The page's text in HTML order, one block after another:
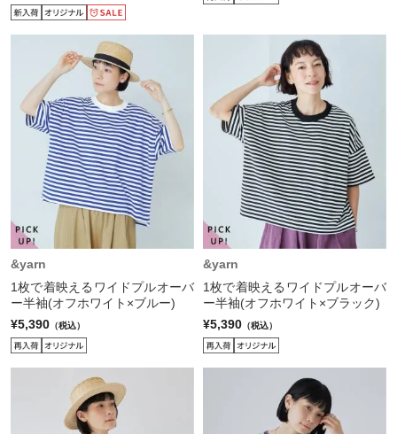
&yarn
1枚で着映えるワイドプルオーバ
ー半袖(オフホワイト×ブルー)
¥5,390 （税込）
&yarn
1枚で着映えるワイドプルオーバ
ー半袖(オフホワイト×ブラック)
¥5,390 （税込）